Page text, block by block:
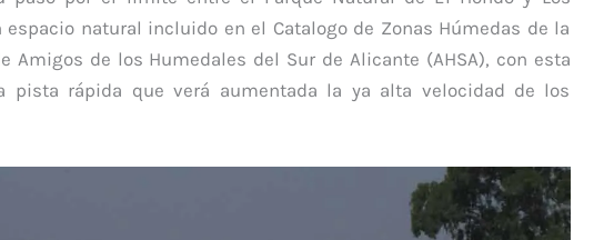
natural incluido en el Catalogo de Zonas Húmedas de la
Amigos de los Humedales del Sur de Alicante (AHSA), con esta
pista rápida que verá aumentada la ya alta velocidad de los